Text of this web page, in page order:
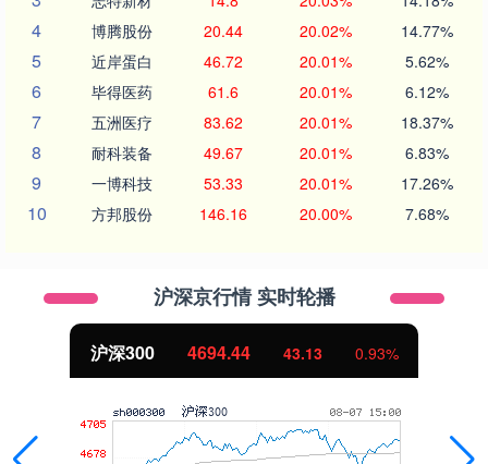
4 博腾股份 20.44 20.02% 14.77%
5 近岸蛋白 46.72 20.01% 5.62%
6 毕得医药 61.6 20.01% 6.12%
7 五洲医疗 83.62 20.01% 18.37%
8 耐科装备 49.67 20.01% 6.83%
9 一博科技 53.33 20.01% 17.26%
10 方邦股份 146.16 20.00% 7.68%
沪深京行情 实时轮播
沪深300 4694.44 43.13 0.93%